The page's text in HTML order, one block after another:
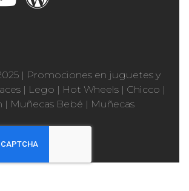
| Promociones en juguetes y
| Lego | Hot Wheels | Chicco |
| Muñecas Bebé | Muñecas